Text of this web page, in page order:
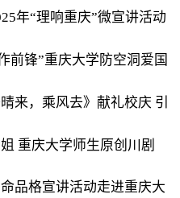
年“理响重庆”微宣讲活动
前锋”重庆大学防空洞爱国
来，乘风去》献礼校庆 引
重庆大学师生原创川剧
品格宣讲活动走进重庆大